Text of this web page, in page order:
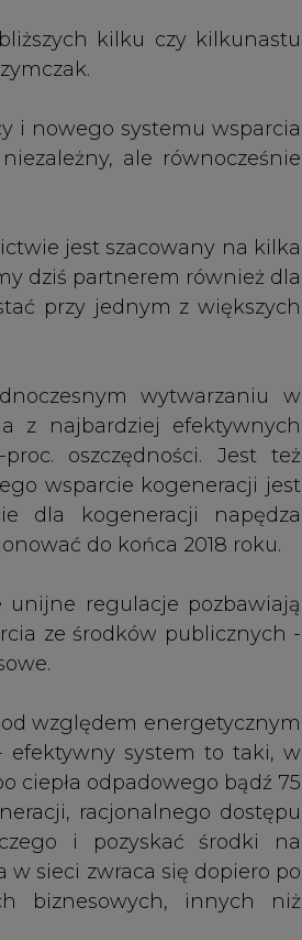
wytwarzaniu w
z najbardziej efektywnych
oszczędności. Jest też
wsparcie kogeneracji jest
dla kogeneracji napędza
do końca 2018 roku.
unijne regulacje pozbawiają
ze środków publicznych -
względem energetycznym
system to taki, w
ciepła odpadowego bądź 75
racjonalnego dostępu
i pozyskać środki na
sieci zwraca się dopiero po
biznesowych, innych niż
odbiorcami i klientami,
zaopatrywać się w ciepło.
ciepła systemowego",
ostatecznej ceny ciepła
niską emisję, przez co